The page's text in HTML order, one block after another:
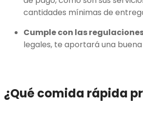
cantidades mínimas de
Cumple con las
legales, te aportará una
¿Qué comida rápida